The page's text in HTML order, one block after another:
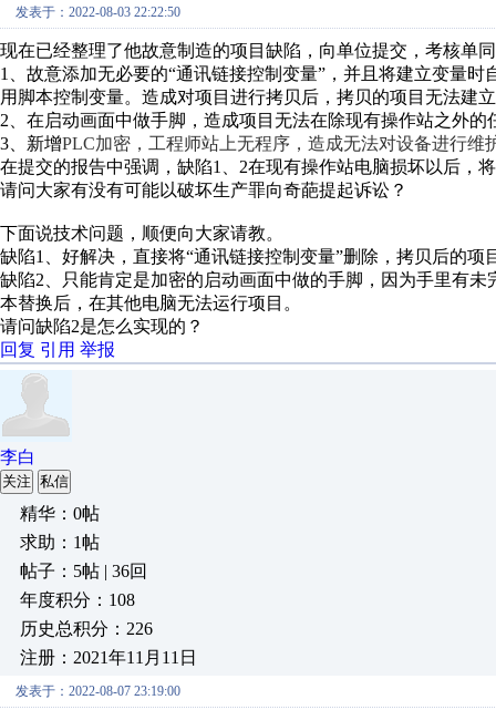
发表于：2022-08-03 22:22:50
现在已经整理了他故意制造的项目缺陷，向单位提交，考核单
1、故意添加无必要的“通讯链接控制变量”，并且将建立变量
用脚本控制变量。造成对项目进行拷贝后，拷贝的项目无法建
2、在启动画面中做手脚 ，造成项目无法在除现有操作站之外的
3、新增PLC加密，工程师站上无程序，造成无法对设备进行维
在提交的报告中强调，缺陷1、2在现有操作站电脑损坏以后，
请问大家有没有可能以破坏生产罪向奇葩提起诉讼？
下面说技术问题，顺便向大家请教。
缺陷1、好解决，直接将“通讯链接控制变量”删除，拷贝后的项
缺陷2、只能肯定是加密的启动画面中做的手脚，因为手里有
本替换后， 在其他电脑无法运行项目。
请问缺陷2是怎么实现的？
回复 引用 举报
李白
关注 私信
精华：0帖
求助：1帖
帖子：5帖 | 36回
年度积分：108
历史总积分：226
注册：2021年11月11日
发表于：2022-08-07 23:19:00